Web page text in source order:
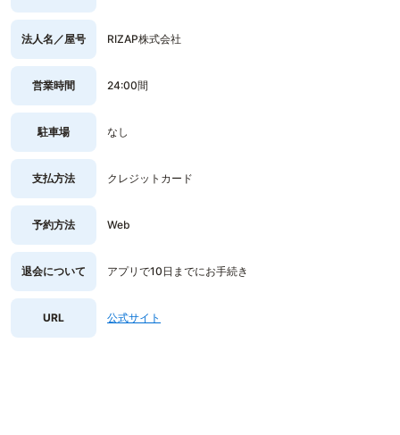
法人名／屋号 RIZAP株式会社
営業時間 24:00間
駐車場 なし
支払方法 クレジットカード
予約方法 Web
退会について アプリで10日までにお手続き
URL 公式サイト